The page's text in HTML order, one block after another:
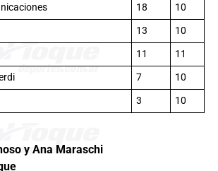
18
10
13
10
11
11
7
10
3 10
y Ana Maraschi